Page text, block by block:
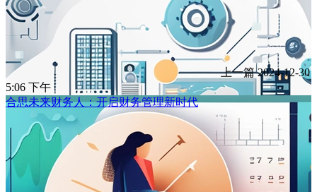
上一篇 2024-12-30
5:06 下午
合思未来财务人：开启财务管理新时代